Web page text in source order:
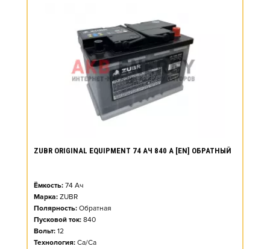
ZUBR ORIGINAL EQUIPMENT 74 АЧ 840 А [EN] ОБРАТНЫЙ
Ёмкость: 74 Ач
Марка: ZUBR
Полярность: Обратная
Пусковой ток: 840
Вольт: 12
Технология: Ca/Ca